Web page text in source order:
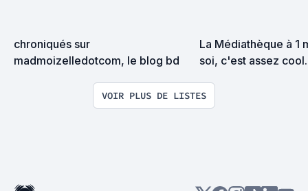
chroniqués sur
madmoizelledotcom, le blog bd
La Médiathèque à 1
soi, c'est assez cool.
VOIR PLUS DE LISTES